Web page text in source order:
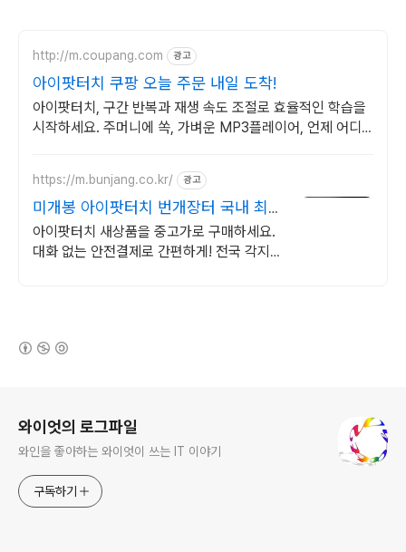
http://m.coupang.com 광고
아이팟터치 쿠팡 오늘 주문 내일 도착!
아이팟터치, 구간 반복과 재생 속도 조절로 효율적인 학습을
시작하세요. 주머니에 쏙, 가벼운 MP3플레이어, 언제 어디
https://m.bunjang.co.kr/ 광고
미개봉 아이팟터치 번개장터 국내 최대
브랜드 중고거래
아이팟터치 새상품을 중고가로 구매하세요.
대화 없는 안전결제로 간편하게! 전국 각지에
와이엇의 로그파일
와인을 좋아하는 와이엇이 쓰는 IT 이야기
구독하기